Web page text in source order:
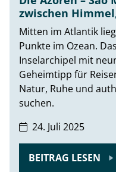
zwischen
Mitten im Atlantik
Punkte im Ozean.
Inselarchipel mit
Geheimtipp für
Natur, Ruhe und
suchen.
24. Juli 2025
BEITRAG LESEN